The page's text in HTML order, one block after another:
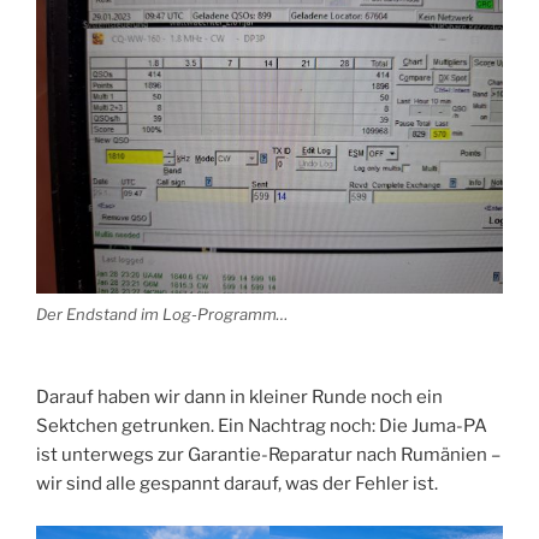
Der Endstand im Log-Programm…
Darauf haben wir dann in kleiner Runde noch ein
Sektchen getrunken. Ein Nachtrag noch: Die Juma-PA
ist unterwegs zur Garantie-Reparatur nach Rumänien –
wir sind alle gespannt darauf, was der Fehler ist.